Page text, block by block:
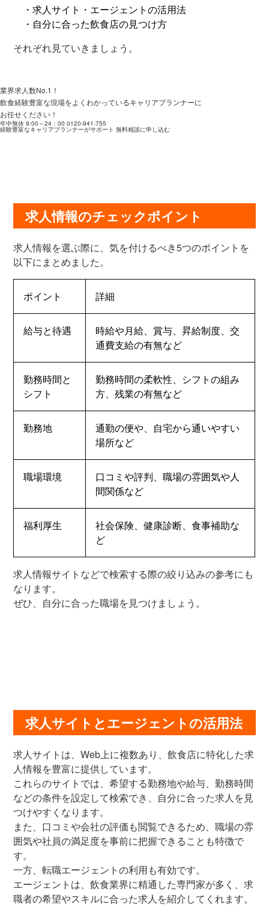
・求人サイト・エージェントの活用法
・自分に合った飲食店の見つけ方
それぞれ見ていきましょう。
業界求人数No.1！
飲食経験豊富な現場をよくわかっているキャリアプランナーに
お任せください！
年中無休 9:00～24：00 0120-941-755
経験豊富なキャリアプランナーがサポート 無料相談に申し込む
求人情報のチェックポイント
求人情報を選ぶ際に、気を付けるべき5つのポイントを
以下にまとめました。
ポイント 詳細
給与と待遇
時給や月給、賞与、昇給制度、交
通費支給の有無など
勤務時間と
シフト
勤務時間の柔軟性、シフトの組み
方、残業の有無など
勤務地
通勤の便や、自宅から通いやすい
場所など
職場環境
口コミや評判、職場の雰囲気や人
間関係など
福利厚生
社会保険、健康診断、食事補助な
ど
求人情報サイトなどで検索する際の絞り込みの参考にも
なります。
ぜひ、自分に合った職場を見つけましょう。
求人サイトとエージェントの活用法
求人サイトは、Web上に複数あり、飲食店に特化した求
人情報を豊富に提供しています。
これらのサイトでは、希望する勤務地や給与、勤務時間
などの条件を設定して検索でき、自分に合った求人を見
つけやすくなります。
また、口コミや会社の評価も閲覧できるため、職場の雰
囲気や社員の満足度を事前に把握できることも特徴で
す。
一方、転職エージェントの利用も有効です。
エージェントは、飲食業界に精通した専門家が多く、求
職者の希望やスキルに合った求人を紹介してくれます。